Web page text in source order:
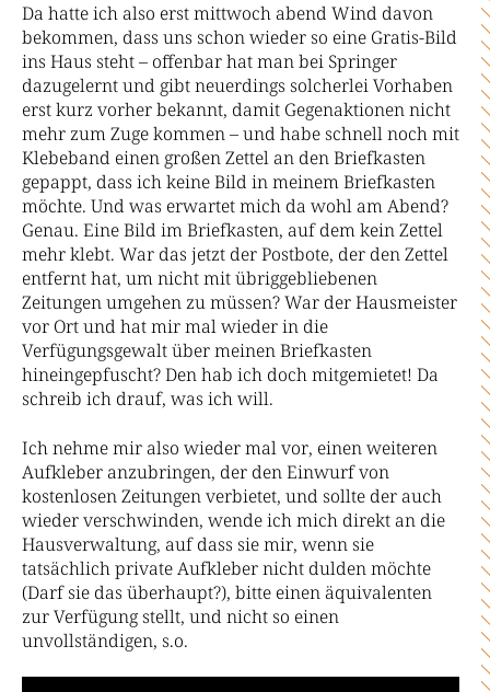
Da hatte ich also erst mittwoch abend Wind davon
bekommen, dass uns schon wieder so eine Gratis-Bild
ins Haus steht – offenbar hat man bei Springer
dazugelernt und gibt neuerdings solcherlei Vorhaben
erst kurz vorher bekannt, damit Gegenaktionen nicht
mehr zum Zuge kommen – und habe schnell noch mit
Klebeband einen großen Zettel an den Briefkasten
gepappt, dass ich keine Bild in meinem Briefkasten
möchte. Und was erwartet mich da wohl am Abend?
Genau. Eine Bild im Briefkasten, auf dem kein Zettel
mehr klebt. War das jetzt der Postbote, der den Zettel
entfernt hat, um nicht mit übriggebliebenen
Zeitungen umgehen zu müssen? War der Hausmeister
vor Ort und hat mir mal wieder in die
Verfügungsgewalt über meinen Briefkasten
hineingepfuscht? Den hab ich doch mitgemietet! Da
schreib ich drauf, was ich will.
Ich nehme mir also wieder mal vor, einen weiteren
Aufkleber anzubringen, der den Einwurf von
kostenlosen Zeitungen verbietet, und sollte der auch
wieder verschwinden, wende ich mich direkt an die
Hausverwaltung, auf dass sie mir, wenn sie
tatsächlich private Aufkleber nicht dulden möchte
(Darf sie das überhaupt?), bitte einen äquivalenten
zur Verfügung stellt, und nicht so einen
unvollständigen, s.o.